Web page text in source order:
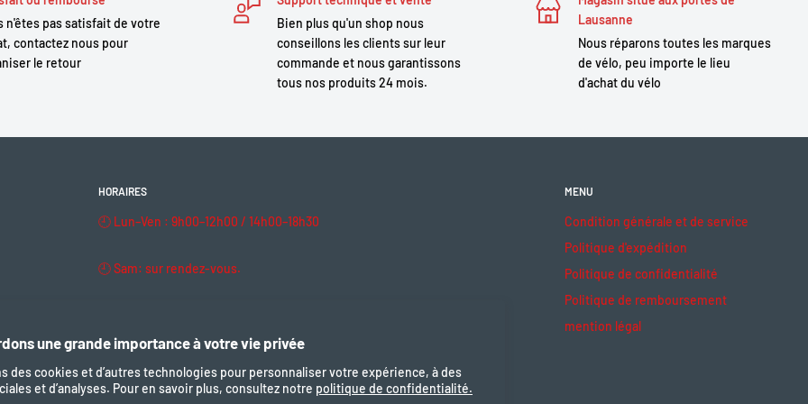
une grande importance à votre vie privée
des cookies et d’autres technologies pour personnaliser votre expérience, à des
et d’analyses. Pour en savoir plus, consultez notre politique de confidentialité.
Pro, Life (2017-2021)
n'êtes pas satisfait de votre
contactez nous pour
le retour
Bien plus qu'un shop nous
conseillons les clients sur leur
commande et nous garantissons
tous nos produits 24 mois.
Lausanne
Nous réparons toutes les marques
de vélo, peu importe le lieu
d'achat du vélo
HORAIRES
🕘 Lun–Ven : 9h00–12h00 / 14h00–18h30
🕘 Sam: sur rendez-vous.
MENU
Condition générale et de service
Politique d'expédition
Politique de confidentialité
Politique de remboursement
mention légal